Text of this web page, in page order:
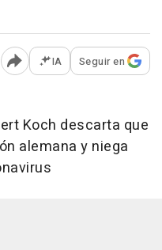
Abrir opciones para
IA Seguir en
Koch descarta que
alemana y niega